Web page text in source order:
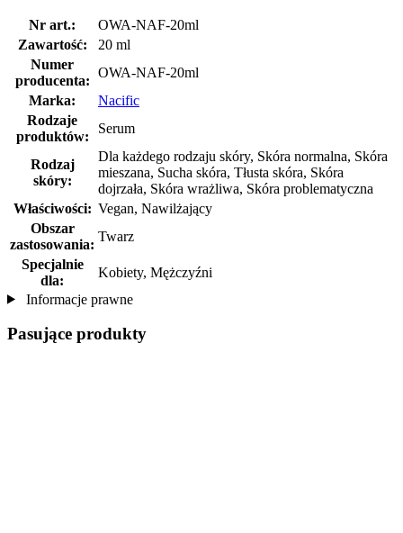
Nr art.:
OWA-NAF-20ml
Zawartość:
20 ml
Numer
producenta:
OWA-NAF-20ml
Marka:
Nacific
Rodzaje
produktów:
Serum
Rodzaj
skóry:
Dla każdego rodzaju skóry, Skóra normalna, Skóra
mieszana, Sucha skóra, Tłusta skóra, Skóra
dojrzała, Skóra wrażliwa, Skóra problematyczna
Właściwości: Vegan, Nawilżający
Obszar
zastosowania:
Twarz
Specjalnie
dla:
Kobiety, Mężczyźni
Informacje prawne
Pasujące produkty